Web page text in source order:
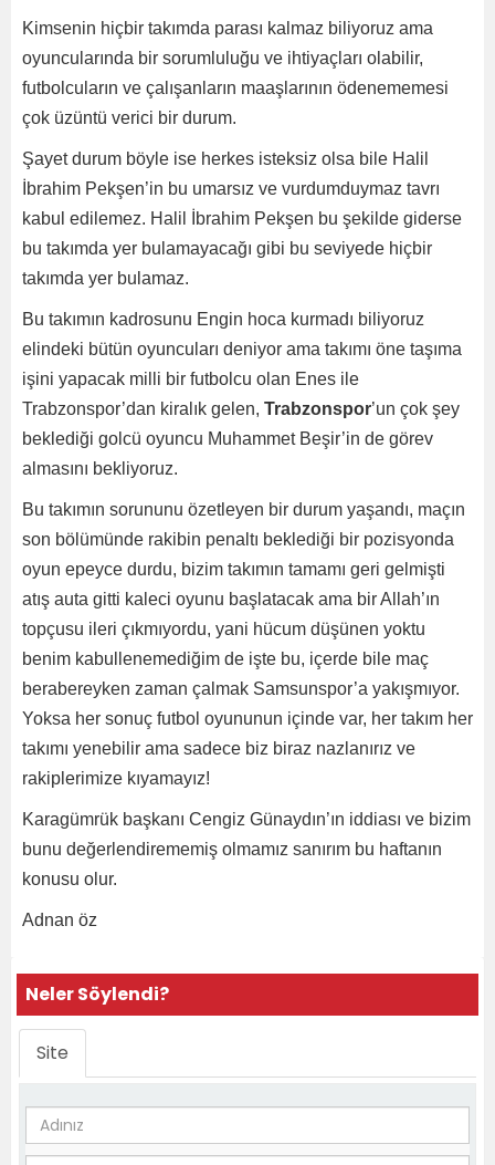
Kimsenin hiçbir takımda parası kalmaz biliyoruz ama
oyuncularında bir sorumluluğu ve ihtiyaçları olabilir,
futbolcuların ve çalışanların maaşlarının ödenememesi
çok üzüntü verici bir durum.
Şayet durum böyle ise herkes isteksiz olsa bile Halil
İbrahim Pekşen’in bu umarsız ve vurdumduymaz tavrı
kabul edilemez. Halil İbrahim Pekşen bu şekilde giderse
bu takımda yer bulamayacağı gibi bu seviyede hiçbir
takımda yer bulamaz.
Bu takımın kadrosunu Engin hoca kurmadı biliyoruz
elindeki bütün oyuncuları deniyor ama takımı öne taşıma
işini yapacak milli bir futbolcu olan Enes ile
Trabzonspor’dan kiralık gelen, Trabzonspor’un çok şey
beklediği golcü oyuncu Muhammet Beşir’in de görev
almasını bekliyoruz.
Bu takımın sorununu özetleyen bir durum yaşandı, maçın
son bölümünde rakibin penaltı beklediği bir pozisyonda
oyun epeyce durdu, bizim takımın tamamı geri gelmişti
atış auta gitti kaleci oyunu başlatacak ama bir Allah’ın
topçusu ileri çıkmıyordu, yani hücum düşünen yoktu
benim kabullenemediğim de işte bu, içerde bile maç
berabereyken zaman çalmak Samsunspor’a yakışmıyor.
Yoksa her sonuç futbol oyununun içinde var, her takım her
takımı yenebilir ama sadece biz biraz nazlanırız ve
rakiplerimize kıyamayız!
Karagümrük başkanı Cengiz Günaydın’ın iddiası ve bizim
bunu değerlendirememiş olmamız sanırım bu haftanın
konusu olur.
Adnan öz
Neler Söylendi?
Site